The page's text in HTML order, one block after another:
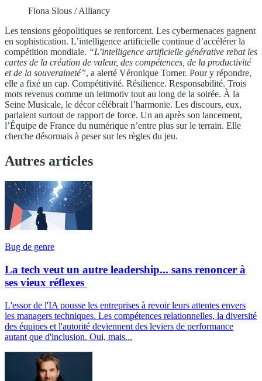
Fiona Slous / Alliancy
Les tensions géopolitiques se renforcent. Les cybermenaces gagnent
en sophistication. L’intelligence artificielle continue d’accélérer la
compétition mondiale. “L’intelligence artificielle générative rebat les
cartes de la création de valeur, des compétences, de la productivité
et de la souveraineté”, a alerté Véronique Torner. Pour y répondre,
elle a fixé un cap. Compétitivité. Résilience. Responsabilité. Trois
mots revenus comme un leitmotiv tout au long de la soirée. À la
Seine Musicale, le décor célébrait l’harmonie. Les discours, eux,
parlaient surtout de rapport de force. Un an après son lancement,
l’Équipe de France du numérique n’entre plus sur le terrain. Elle
cherche désormais à peser sur les règles du jeu.
Autres articles
Bug de genre
La tech veut un autre leadership... sans renoncer à
ses vieux réflexes
L'essor de l'IA pousse les entreprises à revoir leurs attentes envers
les managers techniques. Les compétences relationnelles, la diversité
des équipes et l'autorité deviennent des leviers de performance
autant que d'inclusion. Oui, mais...